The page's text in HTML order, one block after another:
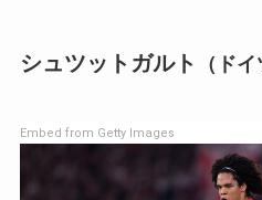
シュツットガルト （ドイ
Embed from Getty Images